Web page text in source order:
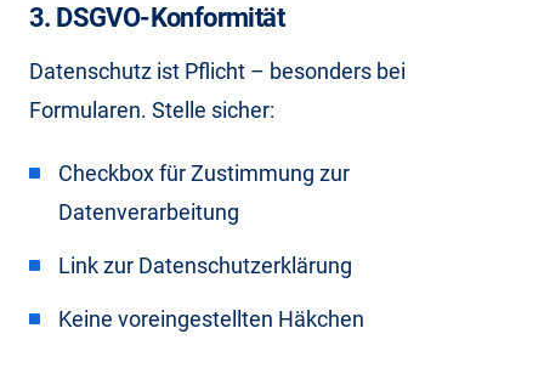
3. DSGVO-Konformität
Datenschutz ist Pflicht – besonders bei
Formularen. Stelle sicher:
Checkbox für Zustimmung zur
Datenverarbeitung
Link zur Datenschutzerklärung
Keine voreingestellten Häkchen